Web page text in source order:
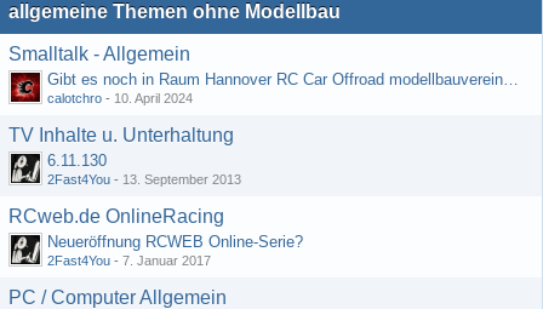
allgemeine Themen ohne Modellbau
Smalltalk - Allgemein
Gibt es noch in Raum Hannover RC Car Offroad modellbauvereine, habe selbst schon gegoogelt aber erfolglos
calotchro - 10. April 2024
TV Inhalte u. Unterhaltung
6.11.130
2Fast4You - 13. September 2013
RCweb.de OnlineRacing
Neueröffnung RCWEB Online-Serie?
2Fast4You - 7. Januar 2017
PC / Computer Allgemein